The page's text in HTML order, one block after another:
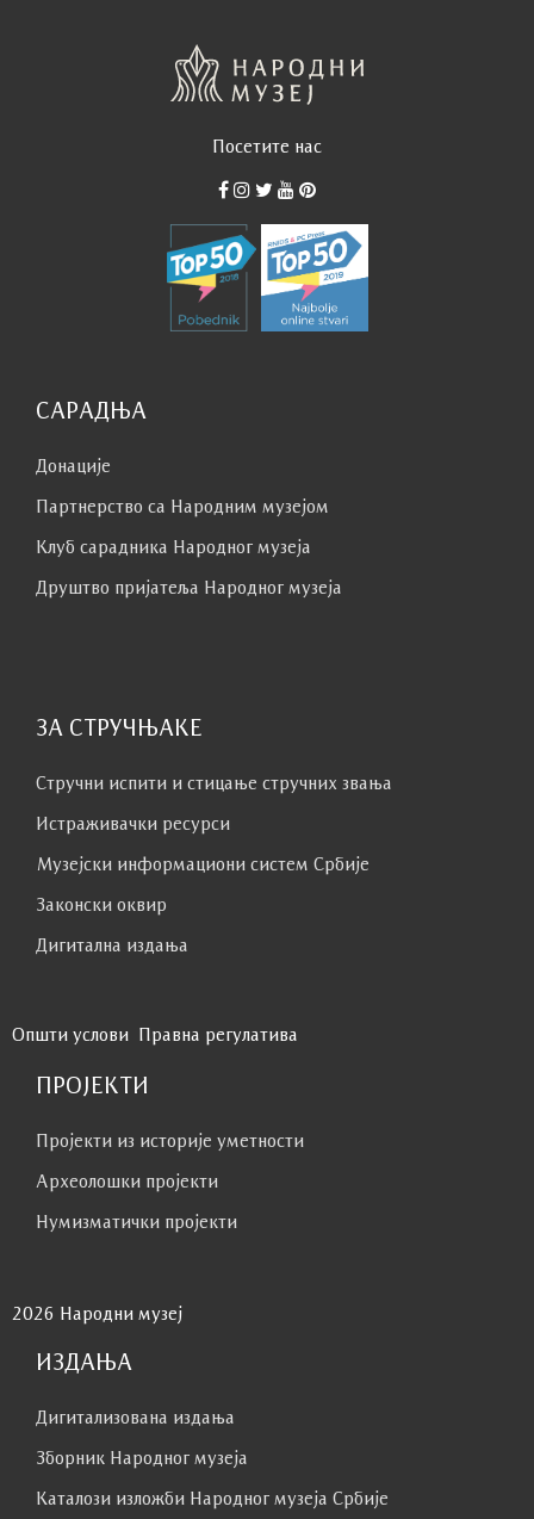
Посетите нас
САРАДЊА
Донације
Партнерство са Народним музејoм
Клуб сaрaдникa Народног музеја
Друштво пријатеља Народног музеја
ЗА СТРУЧЊАКЕ
Стручни испити и стицање стручних звања
Истраживачки ресурси
Музејски информациони систем Србије
Законски оквир
Дигитална издања
Општи услови Правна регулатива
ПРОЈЕКТИ
Пројекти из историје уметности
Археолошки пројекти
Нумизматички пројекти
2026 Народни музеј
ИЗДАЊА
Дигитализована издања
Зборник Народног музеја
Каталози изложби Народног музеја Србије